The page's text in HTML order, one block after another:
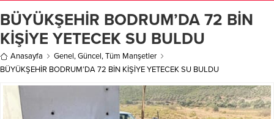
BÜYÜKŞEHİR BODRUM’DA 72 BİN
KİŞİYE YETECEK SU BULDU
Anasayfa Genel,Güncel,Tüm Manşetler
BÜYÜKŞEHİR BODRUM’DA 72 BİN KİŞİYE YETECEK SU BULDU